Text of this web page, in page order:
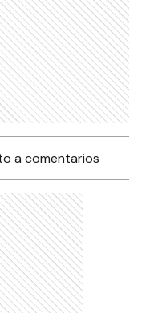
a comentarios